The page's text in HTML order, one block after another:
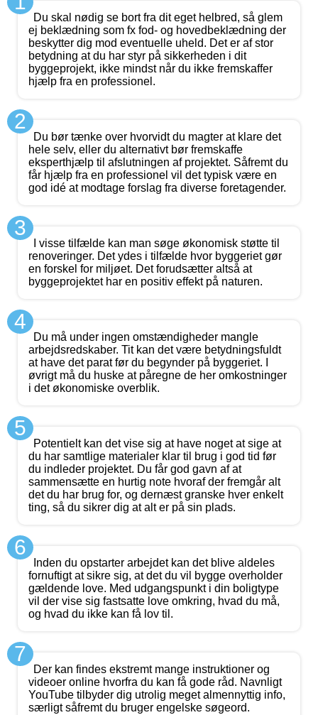
Du skal nødig se bort fra dit eget helbred, så glem
ej beklædning som fx fod- og hovedbeklædning der
beskytter dig mod eventuelle uheld. Det er af stor
betydning at du har styr på sikkerheden i dit
byggeprojekt, ikke mindst når du ikke fremskaffer
hjælp fra en professionel.
2
Du bør tænke over hvorvidt du magter at klare det
hele selv, eller du alternativt bør fremskaffe
eksperthjælp til afslutningen af projektet. Såfremt du
får hjælp fra en professionel vil det typisk være en
god idé at modtage forslag fra diverse foretagender.
3
I visse tilfælde kan man søge økonomisk støtte til
renoveringer. Det ydes i tilfælde hvor byggeriet gør
en forskel for miljøet. Det forudsætter altså at
byggeprojektet har en positiv effekt på naturen.
4
Du må under ingen omstændigheder mangle
arbejdsredskaber. Tit kan det være betydningsfuldt
at have det parat før du begynder på byggeriet. I
øvrigt må du huske at påregne de her omkostninger
i det økonomiske overblik.
5
Potentielt kan det vise sig at have noget at sige at
du har samtlige materialer klar til brug i god tid før
du indleder projektet. Du får god gavn af at
sammensætte en hurtig note hvoraf der fremgår alt
det du har brug for, og dernæst granske hver enkelt
ting, så du sikrer dig at alt er på sin plads.
6
Inden du opstarter arbejdet kan det blive aldeles
fornuftigt at sikre sig, at det du vil bygge overholder
gældende love. Med udgangspunkt i din boligtype
vil der vise sig fastsatte love omkring, hvad du må,
og hvad du ikke kan få lov til.
7
Der kan findes ekstremt mange instruktioner og
videoer online hvorfra du kan få gode råd. Navnligt
YouTube tilbyder dig utrolig meget almennyttig info,
særligt såfremt du bruger engelske søgeord.